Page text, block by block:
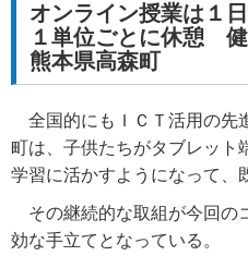
オンライン授業は１
１単位ごとに休憩
熊本県高森町
全国的にもＩＣＴ活用の先
町は、子供たちがタブレット
学習に活かすようになって、
その継続的な取組が今回の
効な手立てとなっている。